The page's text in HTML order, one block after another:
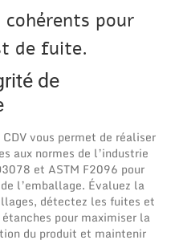
pour
de fuite.
de
vous permet de réaliser
aux normes de l’industrie
et ASTM F2096 pour
l’emballage. Évaluez la
détectez les fuites et
pour maximiser la
du produit et maintenir